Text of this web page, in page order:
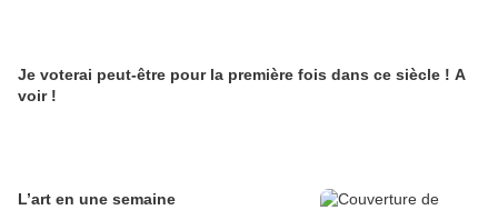
Je voterai peut-être pour la première fois dans ce siècle ! A
voir !
L’art en une semaine